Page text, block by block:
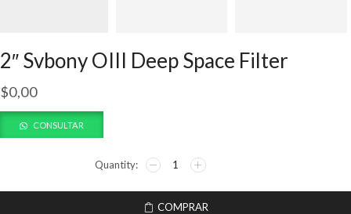
2″ Svbony OIII Deep Space Filter
$0,00
CONSULTAR
2"
Svbony
OIII
DeepCOMPRAR